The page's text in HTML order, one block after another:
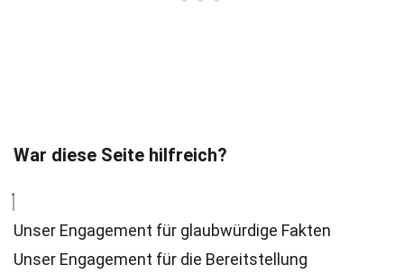
War diese Seite hilfreich?
Unser Engagement für glaubwürdige Fakten
Unser Engagement für die Bereitstellung